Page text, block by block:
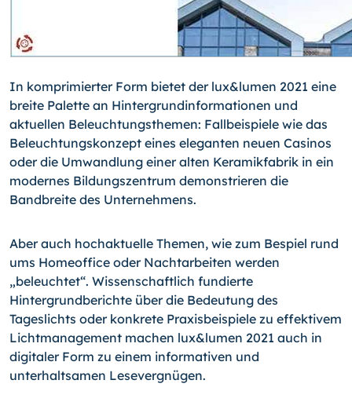
In komprimierter Form bietet der lux&lumen 2021 eine
breite Palette an Hintergrundinformationen und
aktuellen Beleuchtungsthemen: Fallbeispiele wie das
Beleuchtungskonzept eines eleganten neuen Casinos
oder die Umwandlung einer alten Keramikfabrik in ein
modernes Bildungszentrum demonstrieren die
Bandbreite des Unternehmens.
Aber auch hochaktuelle Themen, wie zum Bespiel rund
ums Homeoffice oder Nachtarbeiten werden
„beleuchtet“. Wissenschaftlich fundierte
Hintergrundberichte über die Bedeutung des
Tageslichts oder konkrete Praxisbeispiele zu effektivem
Lichtmanagement machen lux&lumen 2021 auch in
digitaler Form zu einem informativen und
unterhaltsamen Lesevergnügen.